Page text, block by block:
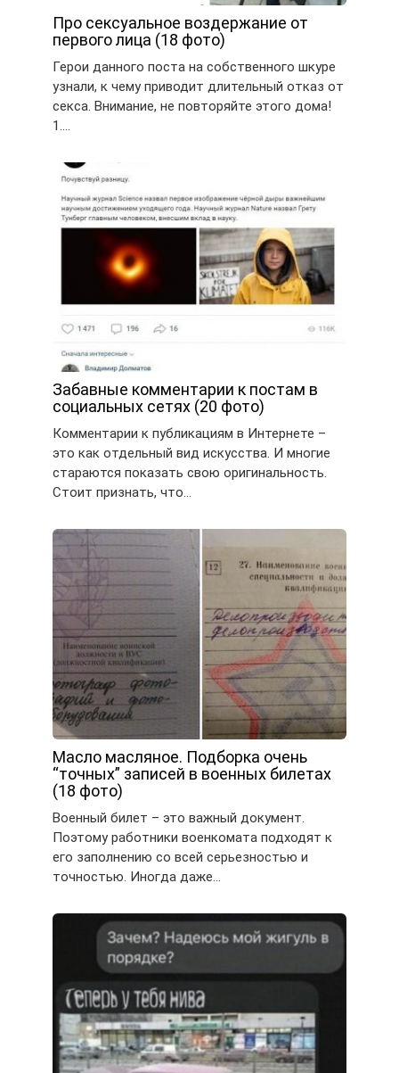
Про сексуальное воздержание от
первого лица (18 фото)
Герои данного поста на собственного шкуре
узнали, к чему приводит длительный отказ от
секса. Внимание, не повторяйте этого дома!
1….
Забавные комментарии к постам в
социальных сетях (20 фото)
Комментарии к публикациям в Интернете –
это как отдельный вид искусства. И многие
стараются показать свою оригинальность.
Стоит признать, что…
Масло масляное. Подборка очень
“точных” записей в военных билетах
(18 фото)
Военный билет – это важный документ.
Поэтому работники военкомата подходят к
его заполнению со всей серьезностью и
точностью. Иногда даже…